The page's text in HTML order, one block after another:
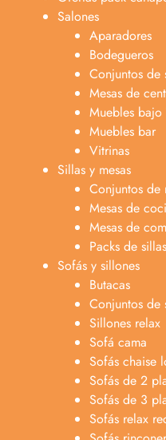
Salones
Aparadores
Bodegueros
Conjuntos de
Mesas de
Muebles bajo
Muebles bar
Vitrinas
Sillas y mesas
Conjuntos de
Mesas de
Mesas de
Packs de sillas
Sofás y sillones
Butacas
Conjuntos
Sillones relax
Sofá cama
Sofás chaise
Sofás de 2
Sofás de 3
Sofás relax
Lun-dom 9:00am-10pm